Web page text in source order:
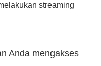
streaming
Anda mengakses